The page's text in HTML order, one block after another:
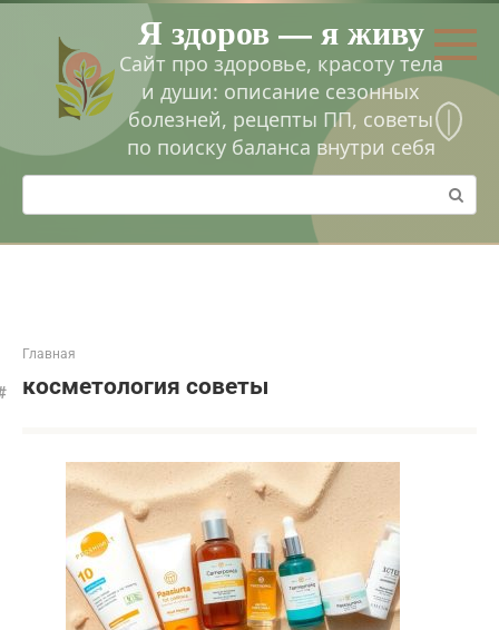
Перейти
контенту
Я здоров — я живу
Сайт про здоровье, красоту тела
и души: описание сезонных
болезней, рецепты ПП, советы
по поиску баланса внутри себя
Поиск:
Главная
косметология советы